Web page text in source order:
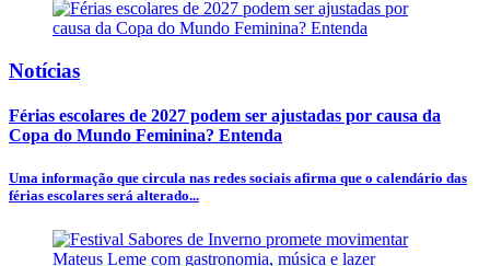
Notícias
Férias escolares de 2027 podem ser ajustadas por causa da
Copa do Mundo Feminina? Entenda
Uma informação que circula nas redes sociais afirma que o calendário das
férias escolares será alterado...